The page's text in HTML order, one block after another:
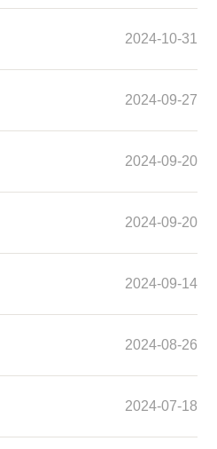
2024-10-31
2024-09-27
2024-09-20
2024-09-20
2024-09-14
2024-08-26
2024-07-18